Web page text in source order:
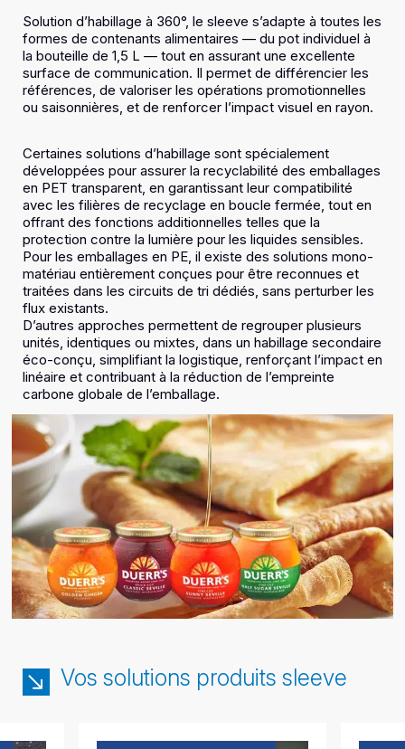
Solution d’habillage à 360°, le sleeve s’adapte à toutes les
formes de contenants alimentaires — du pot individuel à
la bouteille de 1,5 L — tout en assurant une excellente
surface de communication. Il permet de différencier les
références, de valoriser les opérations promotionnelles
ou saisonnières, et de renforcer l’impact visuel en rayon.
Certaines solutions d’habillage sont spécialement
développées pour assurer la recyclabilité des emballages
en PET transparent, en garantissant leur compatibilité
avec les filières de recyclage en boucle fermée, tout en
offrant des fonctions additionnelles telles que la
protection contre la lumière pour les liquides sensibles.
Pour les emballages en PE, il existe des solutions mono-
matériau entièrement conçues pour être reconnues et
traitées dans les circuits de tri dédiés, sans perturber les
flux existants.
D’autres approches permettent de regrouper plusieurs
unités, identiques ou mixtes, dans un habillage secondaire
éco-conçu, simplifiant la logistique, renforçant l’impact en
linéaire et contribuant à la réduction de l’empreinte
carbone globale de l’emballage.
Vos solutions produits sleeve